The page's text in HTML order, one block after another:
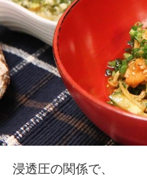
浸透圧の関係で、